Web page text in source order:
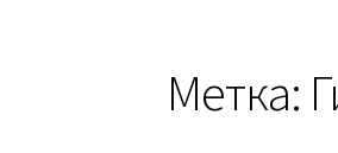
Метка: